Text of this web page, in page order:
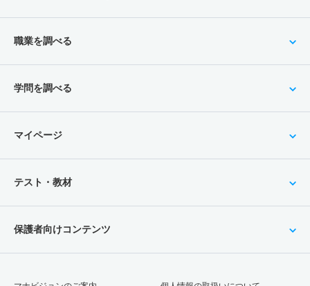
職業を調べる
学問を調べる
マイページ
テスト・教材
保護者向けコンテンツ